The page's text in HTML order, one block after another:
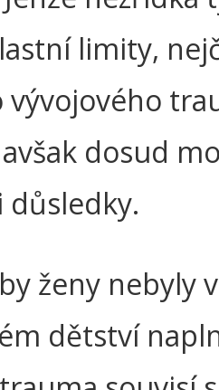
limity,
vývojového
dosud
důsledky.
ženy nebyly
dětství